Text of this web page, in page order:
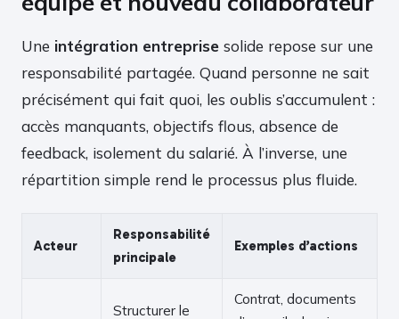
Une intégration entreprise solide repose sur une
responsabilité partagée. Quand personne ne sait
précisément qui fait quoi, les oublis s’accumulent :
accès manquants, objectifs flous, absence de
feedback, isolement du salarié. À l’inverse, une
répartition simple rend le processus plus fluide.
Acteur
Responsabilité
principale
Exemples d’actions
Structurer le
Contrat, documents